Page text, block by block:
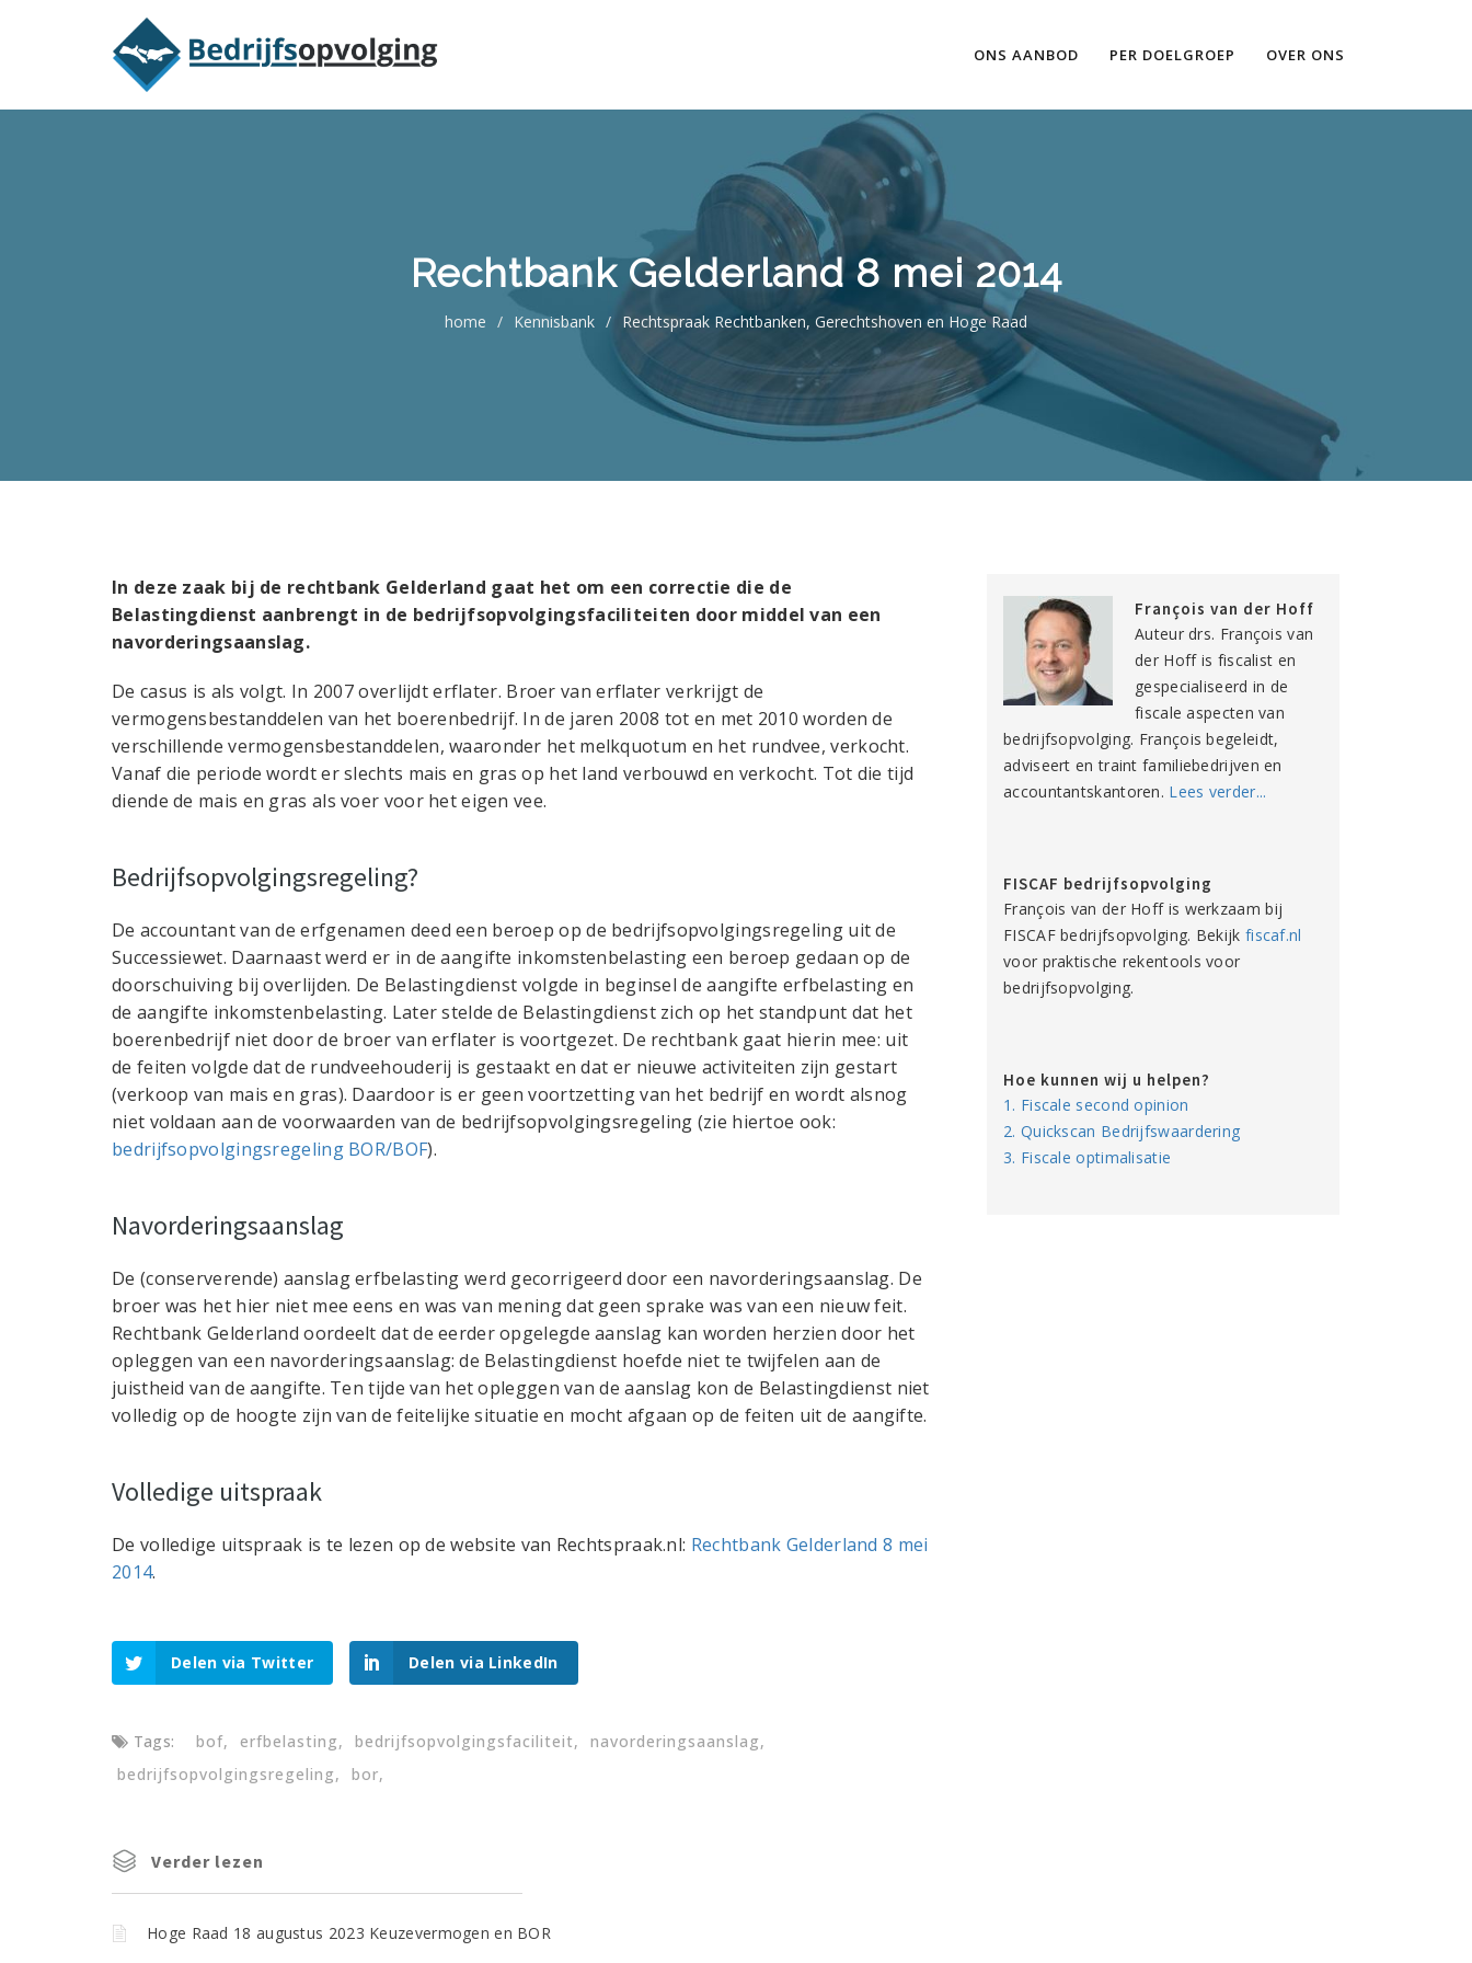
ONS AANBOD PER DOELGROEP OVER ONS
Rechtbank Gelderland 8 mei 2014
home / Kennisbank / Rechtspraak Rechtbanken, Gerechtshoven en Hoge Raad
In deze zaak bij de rechtbank Gelderland gaat het om een correctie die de
Belastingdienst aanbrengt in de bedrijfsopvolgingsfaciliteiten door middel van een
navorderingsaanslag.
De casus is als volgt. In 2007 overlijdt erflater. Broer van erflater verkrijgt de
vermogensbestanddelen van het boerenbedrijf. In de jaren 2008 tot en met 2010 worden de
verschillende vermogensbestanddelen, waaronder het melkquotum en het rundvee, verkocht.
Vanaf die periode wordt er slechts mais en gras op het land verbouwd en verkocht. Tot die tijd
diende de mais en gras als voer voor het eigen vee.
Bedrijfsopvolgingsregeling?
De accountant van de erfgenamen deed een beroep op de bedrijfsopvolgingsregeling uit de
Successiewet. Daarnaast werd er in de aangifte inkomstenbelasting een beroep gedaan op de
doorschuiving bij overlijden. De Belastingdienst volgde in beginsel de aangifte erfbelasting en
de aangifte inkomstenbelasting. Later stelde de Belastingdienst zich op het standpunt dat het
boerenbedrijf niet door de broer van erflater is voortgezet. De rechtbank gaat hierin mee: uit
de feiten volgde dat de rundveehouderij is gestaakt en dat er nieuwe activiteiten zijn gestart
(verkoop van mais en gras). Daardoor is er geen voortzetting van het bedrijf en wordt alsnog
niet voldaan aan de voorwaarden van de bedrijfsopvolgingsregeling (zie hiertoe ook:
bedrijfsopvolgingsregeling BOR/BOF).
Navorderingsaanslag
De (conserverende) aanslag erfbelasting werd gecorrigeerd door een navorderingsaanslag. De
broer was het hier niet mee eens en was van mening dat geen sprake was van een nieuw feit.
Rechtbank Gelderland oordeelt dat de eerder opgelegde aanslag kan worden herzien door het
opleggen van een navorderingsaanslag: de Belastingdienst hoefde niet te twijfelen aan de
juistheid van de aangifte. Ten tijde van het opleggen van de aanslag kon de Belastingdienst niet
volledig op de hoogte zijn van de feitelijke situatie en mocht afgaan op de feiten uit de aangifte.
Volledige uitspraak
De volledige uitspraak is te lezen op de website van Rechtspraak.nl: Rechtbank Gelderland 8 mei
2014.
Delen via Twitter Delen via LinkedIn
Tags: bof erfbelasting bedrijfsopvolgingsfaciliteit
navorderingsaanslag
bedrijfsopvolgingsregeling
bor
Verder lezen
Hoge Raad 18 augustus 2023 Keuzevermogen en BOR
François van der Hoff
Auteur drs. François van
der Hoff is fiscalist en
gespecialiseerd in de
fiscale aspecten van
bedrijfsopvolging. François begeleidt,
adviseert en traint familiebedrijven en
accountantskantoren. Lees verder...
FISCAF bedrijfsopvolging
François van der Hoff is werkzaam bij
FISCAF bedrijfsopvolging. Bekijk fiscaf.nl
voor praktische rekentools voor
bedrijfsopvolging.
Hoe kunnen wij u helpen?
1. Fiscale second opinion
2. Quickscan Bedrijfswaardering
3. Fiscale optimalisatie
Oriëntatiememo bedrijfsopvolging voor fiscaal juridisch advies